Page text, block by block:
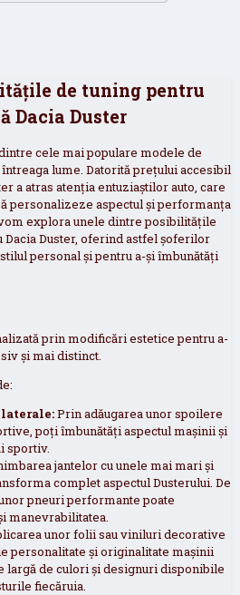
de tuning pentru
Dacia Duster
cele mai populare modele de
lume. Datorită prețului accesibil
a atras atenția entuziaștilor auto, care
personalizeze aspectul și performanța
explora unele dintre posibilitățile
Duster, oferind astfel șoferilor
personal și pentru a-și îmbunătăți
prin modificări estetice pentru a-
și mai distinct.
Prin adăugarea unor spoilere
poți îmbunătăți aspectul mașinii și
sportiv.
jantelor cu unele mai mari și
complet aspectul Dusterului. De
pneuri performante poate
manevrabilitatea.
unor folii sau viniluri decorative
personalitate și originalitate mașinii
largă de culori și designuri disponibile
fiecăruia.